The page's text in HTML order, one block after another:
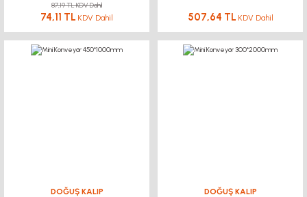
87,19 TL KDV Dahil
74,11 TL KDV Dahil 507,64 TL KDV Dahil
DOĞUŞ KALIP
DOĞUŞ KALIP